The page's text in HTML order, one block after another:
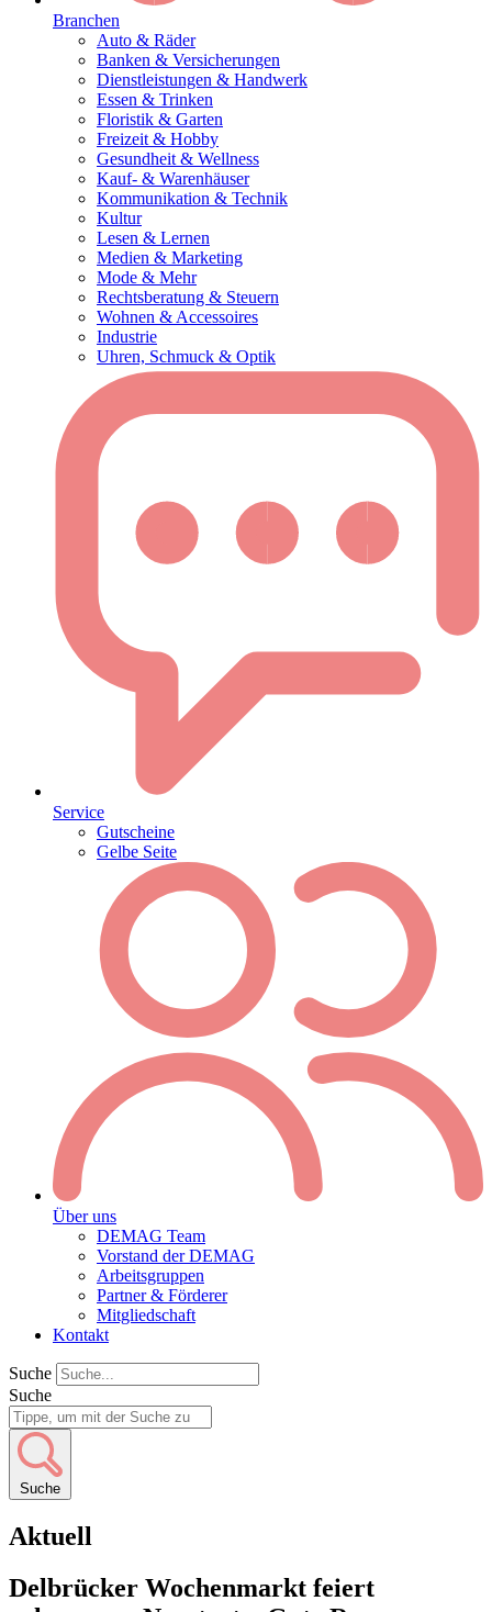
Branchen
Auto & Räder
Banken & Versicherungen
Dienstleistungen & Handwerk
Essen & Trinken
Floristik & Garten
Freizeit & Hobby
Gesundheit & Wellness
Kauf- & Warenhäuser
Kommunikation & Technik
Kultur
Lesen & Lernen
Medien & Marketing
Mode & Mehr
Rechtsberatung & Steuern
Wohnen & Accessoires
Industrie
Uhren, Schmuck & Optik
Service
Gutscheine
Gelbe Seite
Über uns
DEMAG Team
Vorstand der DEMAG
Arbeitsgruppen
Partner & Förderer
Mitgliedschaft
Kontakt
Suche
Suche
Suche
Aktuell
Delbrücker Wochenmarkt feiert